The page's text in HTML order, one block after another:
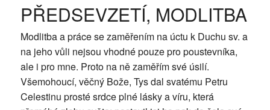
PŘEDSEVZETÍ, MODLITBA
Modlitba a práce se zaměřením na úctu k Duchu sv. a
na jeho vůli nejsou vhodné pouze pro poustevníka,
ale i pro mne. Proto na ně zaměřím své úsilí.
Všemohoucí, věčný Bože, Tys dal svatému Petru
Celestinu prosté srdce plné lásky a víru, která